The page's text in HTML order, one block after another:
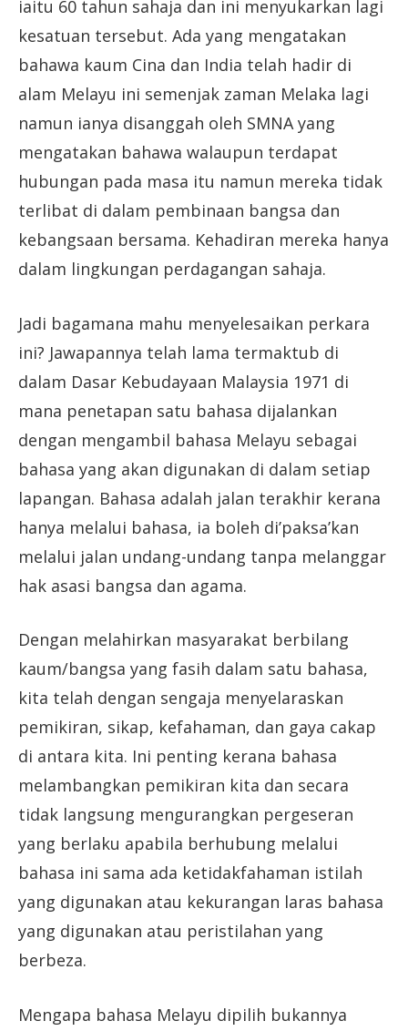
iaitu 60 tahun sahaja dan ini menyukarkan lagi
kesatuan tersebut. Ada yang mengatakan
bahawa kaum Cina dan India telah hadir di
alam Melayu ini semenjak zaman Melaka lagi
namun ianya disanggah oleh SMNA yang
mengatakan bahawa walaupun terdapat
hubungan pada masa itu namun mereka tidak
terlibat di dalam pembinaan bangsa dan
kebangsaan bersama. Kehadiran mereka hanya
dalam lingkungan perdagangan sahaja.
Jadi bagamana mahu menyelesaikan perkara
ini? Jawapannya telah lama termaktub di
dalam Dasar Kebudayaan Malaysia 1971 di
mana penetapan satu bahasa dijalankan
dengan mengambil bahasa Melayu sebagai
bahasa yang akan digunakan di dalam setiap
lapangan. Bahasa adalah jalan terakhir kerana
hanya melalui bahasa, ia boleh di’paksa’kan
melalui jalan undang-undang tanpa melanggar
hak asasi bangsa dan agama.
Dengan melahirkan masyarakat berbilang
kaum/bangsa yang fasih dalam satu bahasa,
kita telah dengan sengaja menyelaraskan
pemikiran, sikap, kefahaman, dan gaya cakap
di antara kita. Ini penting kerana bahasa
melambangkan pemikiran kita dan secara
tidak langsung mengurangkan pergeseran
yang berlaku apabila berhubung melalui
bahasa ini sama ada ketidakfahaman istilah
yang digunakan atau kekurangan laras bahasa
yang digunakan atau peristilahan yang
berbeza.
Mengapa bahasa Melayu dipilih bukannya